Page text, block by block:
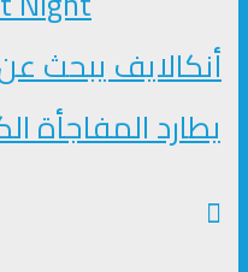
أنكالايف يبحث
يطارد المفاجأة